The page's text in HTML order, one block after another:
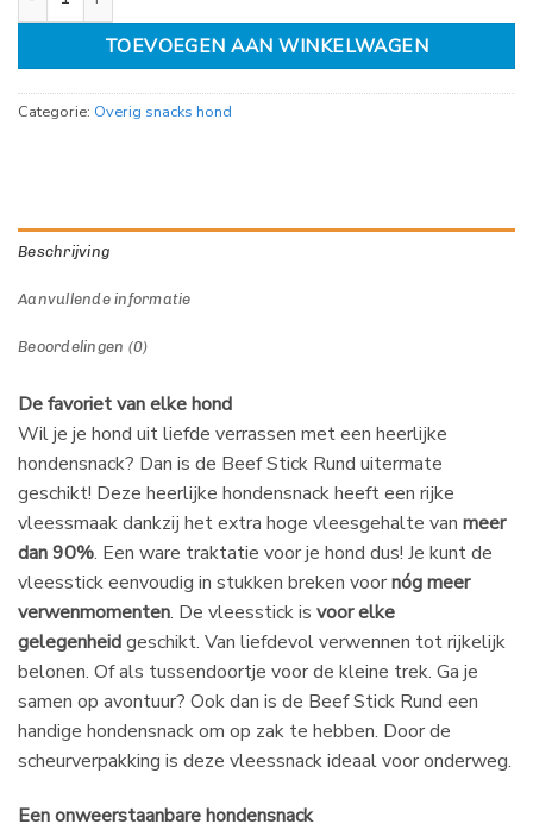
TOEVOEGEN AAN WINKELWAGEN
Categorie: Overig snacks hond
Beschrijving
Aanvullende informatie
Beoordelingen (0)
De favoriet van elke hond
Wil je je hond uit liefde verrassen met een heerlijke
hondensnack? Dan is de Beef Stick Rund uitermate
geschikt! Deze heerlijke hondensnack heeft een rijke
vleessmaak dankzij het extra hoge vleesgehalte van meer
dan 90%. Een ware traktatie voor je hond dus! Je kunt de
vleesstick eenvoudig in stukken breken voornóg meer
verwenmomenten. De vleesstick is voor elke
gelegenheidgeschikt. Van liefdevol verwennen tot rijkelijk
belonen. Of als tussendoortje voor de kleine trek. Ga je
samen op avontuur? Ook dan is de Beef Stick Rund een
handige hondensnack om op zak te hebben. Door de
scheurverpakking is deze vleessnack ideaal voor onderweg.
Eenonweerstaanbare hondensnack